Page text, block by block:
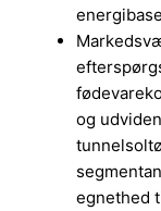
og
egnethed